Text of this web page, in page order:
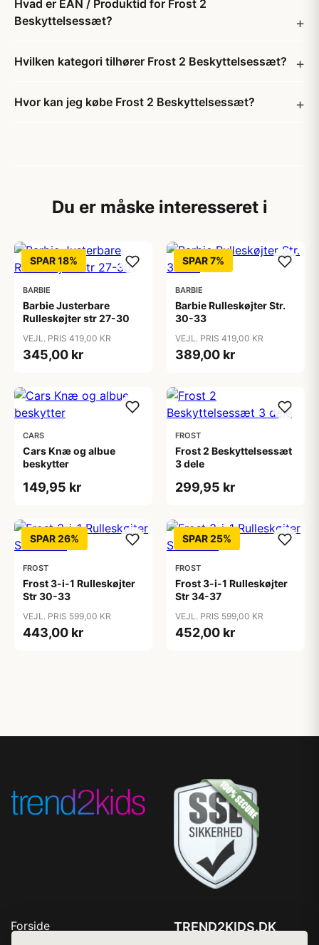
Hvad er EAN / Produktid for Frost 2
Beskyttelsessæt?
Hvilken kategori tilhører Frost 2 Beskyttelsessæt?
Hvor kan jeg købe Frost 2 Beskyttelsessæt?
Du er måske interesseret i
SPAR 18%
BARBIE
Barbie Justerbare
Rulleskøjter str 27-30
VEJL. PRIS 419,00 KR
345,00 kr
SPAR 7%
BARBIE
Barbie Rulleskøjter Str.
30-33
VEJL. PRIS 419,00 KR
389,00 kr
CARS
Cars Knæ og albue
beskytter
149,95 kr
FROST
Frost 2 Beskyttelsessæt
3 dele
299,95 kr
SPAR 26%
FROST
Frost 3-i-1 Rulleskøjter
Str 30-33
VEJL. PRIS 599,00 KR
443,00 kr
SPAR 25%
FROST
Frost 3-i-1 Rulleskøjter
Str 34-37
VEJL. PRIS 599,00 KR
452,00 kr
Forside
TREND2KIDS.DK